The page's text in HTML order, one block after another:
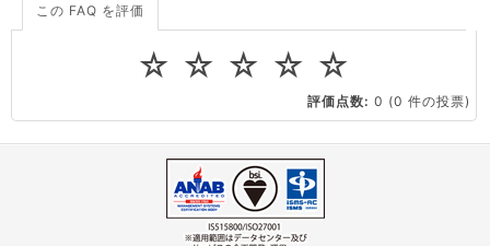
サーバーが重いので調査してほしい
CPUやメモリをアップグレードしたい
この FAQ を評価
☆
☆
☆
☆
☆
評価点数: 0 (0 件の投票)